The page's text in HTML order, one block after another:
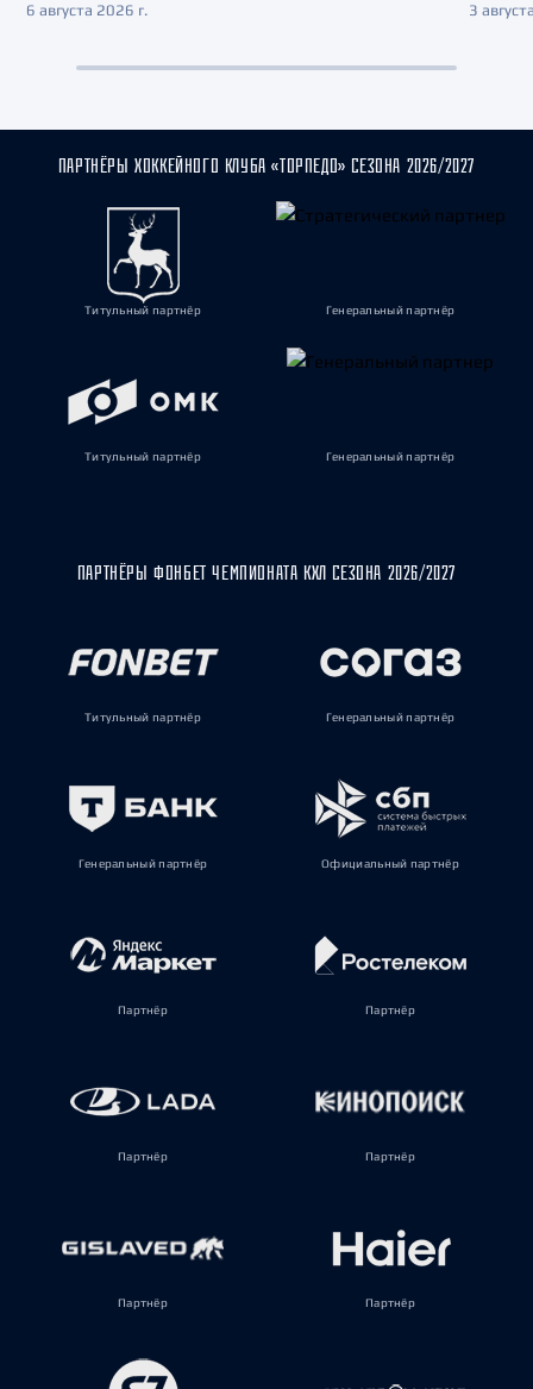
6 августа 2026 г. 3
ПАРТНЁРЫ ХОККЕЙНОГО КЛУБА «ТОРПЕДО» СЕЗОНА 2026/2027
Титульный партнёр Генеральный партнёр
Титульный партнёр Генеральный партнёр
ПАРТНЁРЫ ФОНБЕТ ЧЕМПИОНАТА КХЛ СЕЗОНА 2026/2027
Титульный партнёр Генеральный партнёр
Генеральный партнёр Официальный партнёр
Партнёр Партнёр
Партнёр Партнёр
Партнёр Партнёр